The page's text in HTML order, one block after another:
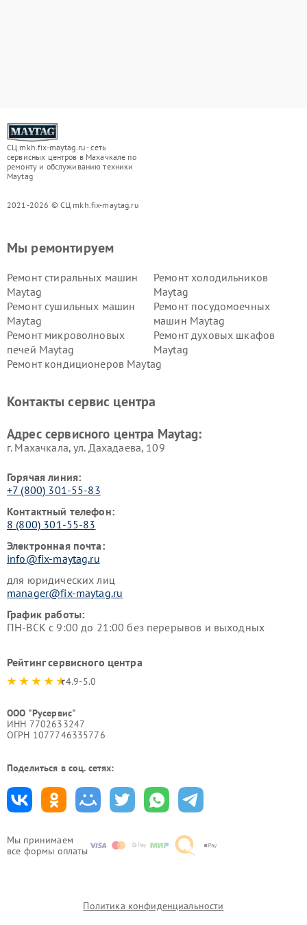
СЦ mkh.fix-maytag.ru - сеть
сервисных центров в Махачкале по
ремонту и обслуживанию техники
Maytag
2021-2026 © СЦ mkh.fix-maytag.ru
Мы принимаем
все формы оплаты
Мы ремонтируем
Ремонт стиральных машин
Maytag
Ремонт холодильников
Maytag
Ремонт сушильных машин
Maytag
Ремонт посудомоечных
машин Maytag
Ремонт микроволновых
печей Maytag
Ремонт духовых шкафов
Maytag
Ремонт кондиционеров Maytag
Контакты сервис центра
Адрес сервисного центра Maytag:
г. Махачкала, ул. Дахадаева, 109
Горячая линия:
+7 (800) 301-55-83
Контактный телефон:
8 (800) 301-55-83
Электронная почта:
info@fix-maytag.ru
для юридических лиц
manager@fix-maytag.ru
График работы:
ПН-ВСК с 9:00 до 21:00 без перерывов и выходных
Рейтинг сервисного центра
4.9-5.0
ООО "Русервис"
ИНН 7702633247
ОГРН 1077746335776
Поделиться в соц. сетях:
Политика конфиденциальности